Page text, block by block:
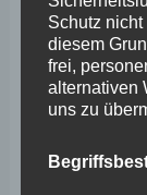
Oktober 2025
September
August 2025
Juni 2025
Schutz
diesem
frei,
alternativen
uns zu